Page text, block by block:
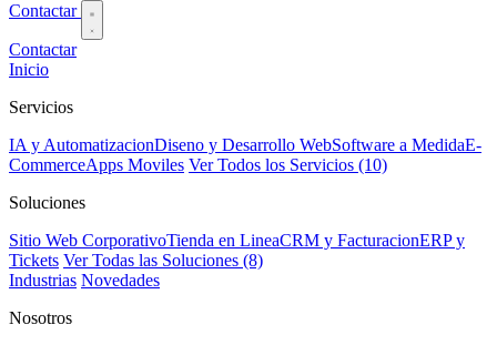
Contactar
Contactar
Inicio
Servicios
IA y AutomatizacionDiseno y Desarrollo WebSoftware a MedidaE-
CommerceApps Moviles Ver Todos los Servicios (10)
Soluciones
Sitio Web CorporativoTienda en LineaCRM y FacturacionERP y
Tickets Ver Todas las Soluciones (8)
Industrias Novedades
Nosotros